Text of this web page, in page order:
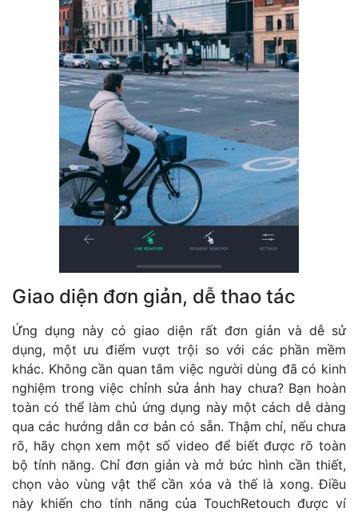
Giao diện đơn giản, dễ thao tác
Ứng dụng này có giao diện rất đơn giản và dễ sử
dụng, một ưu điểm vượt trội so với các phần mềm
khác. Không cần quan tâm việc người dùng đã có kinh
nghiệm trong việc chỉnh sửa ảnh hay chưa? Bạn hoàn
toàn có thể làm chủ ứng dụng này một cách dễ dàng
qua các hướng dẫn cơ bản có sẵn. Thậm chí, nếu chưa
rõ, hãy chọn xem một số video để biết được rõ toàn
bộ tính năng. Chỉ đơn giản và mở bức hình cần thiết,
chọn vào vùng vật thể cần xóa và thế là xong. Điều
này khiến cho tính năng của TouchRetouch được ví